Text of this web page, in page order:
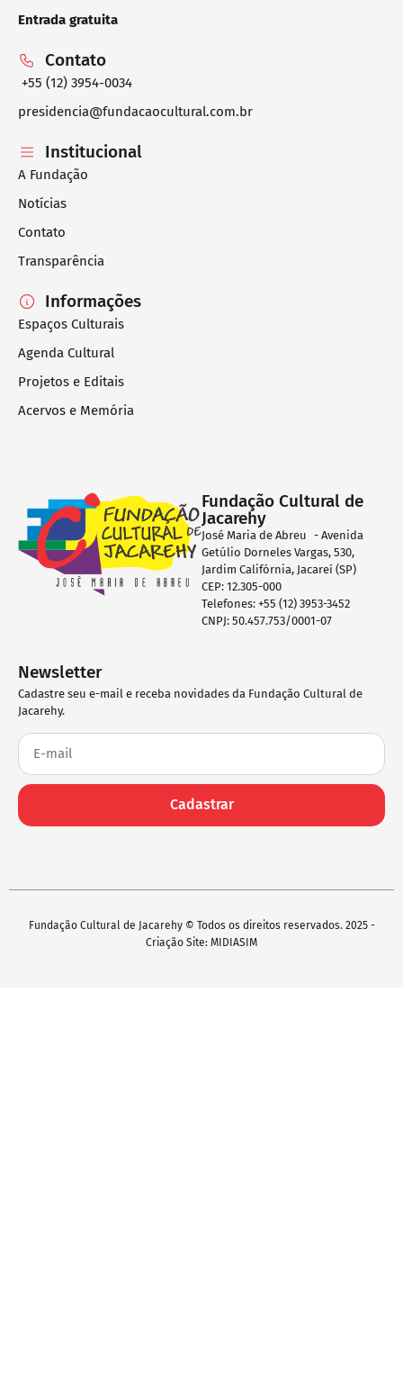
Entrada gratuita
Contato
+55 (12) 3954-0034
presidencia@fundacaocultural.com.br
Institucional
A Fundação
Notícias
Contato
Transparência
Informações
Espaços Culturais
Agenda Cultural
Projetos e Editais
Acervos e Memória
Fundação Cultural de
Jacarehy
José Maria de Abreu - Avenida
Getúlio Dorneles Vargas, 530,
Jardim Califórnia, Jacareí (SP)
CEP: 12.305-000
Telefones: +55 (12) 3953-3452
CNPJ: 50.457.753/0001-07
Newsletter
Cadastre seu e-mail e receba novidades da Fundação Cultural de
Jacarehy.
Cadastrar
Fundação Cultural de Jacarehy © Todos os direitos reservados. 2025 -
Criação Site: MIDIASIM